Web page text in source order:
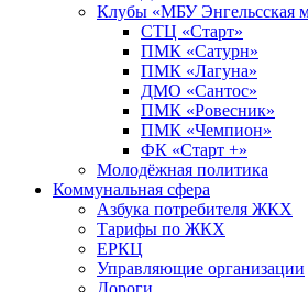
Клубы «МБУ Энгельсская
СТЦ «Старт»
ПМК «Сатурн»
ПМК «Лагуна»
ДМО «Сантос»
ПМК «Ровесник»
ПМК «Чемпион»
ФК «Старт +»
Молодёжная политика
Коммунальная сфера
Азбука потребителя ЖКХ
Тарифы по ЖКХ
ЕРКЦ
Управляющие организации